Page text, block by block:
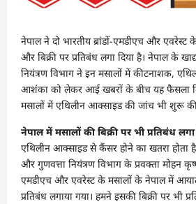
नेपाल ने दो भारतीय ब्रांडों-एमडीएच और
और बिक्री पर प्रतिबंध लगा दिया है। नेपाल के
नियंत्रण विभाग ने इन मसालों में कीटनाशक,
आशंका को लेकर आई खबरों के बीच यह फैसला
मसालों में एथिलीन आक्साइड की जांच भी शुरू
नेपाल में मसालों की बिक्री पर भी प्रतिबंध लगा
एथिलीन आक्साइड से कैंसर होने का खतरा होता है।
और गुणवत्ता नियंत्रण विभाग के प्रवक्ता मोहन
एमडीएच और एवरेस्ट के मसालों के नेपाल में
प्रतिबंध लगाया गया। हमने इसकी बिक्री पर भी